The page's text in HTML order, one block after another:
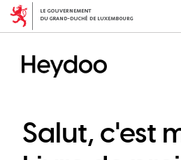
Aller
au
principal
Salut, c'est